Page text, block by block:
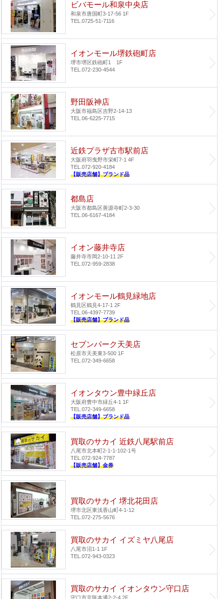
ビバモール和泉中央店
和泉市唐国町3-17-56 1F
TEL.0725-51-7116
イオンモール堺鉄砲町店
堺市堺区鉄砲町1 1F
TEL.072-230-4544
野田阪神店
大阪市福島区吉野2-14-13
TEL.06-6225-7715
近鉄プラザ古市駅前店
大阪府羽曳野市栄町7-1 4F
TEL.072-920-4184
【販売店舗】ブランド品
都島店
大阪市都島区善源寺町2-3-30
TEL.06-6167-4184
イオン藤井寺店
藤井寺市岡2-10-11 2F
TEL.072-959-2838
イオンモール鶴見緑地店
鶴見区鶴見4-17-1 2F
TEL.06-4397-7739
【販売店舗】ブランド品
セブンパーク天美店
松原市天美東3-500 1F
TEL.072-349-6658
イオンタウン豊中緑丘店
大阪府豊中市緑丘4-1 1F
TEL.072-349-6658
【販売店舗】ブランド品
買取のサカイ 近鉄八尾駅前店
八尾市北本町2-1-1-102-1号
TEL.072-924-7787
【販売店舗】金券
買取のサカイ 堺北花田店
堺市北区東浅香山町4-1-12
TEL.072-275-5676
買取のサカイ イズミヤ八尾店
八尾市沼1-1 1F
TEL.072-943-0323
買取のサカイ イオンタウン守口店
守口市京阪本通2-2-4 2F